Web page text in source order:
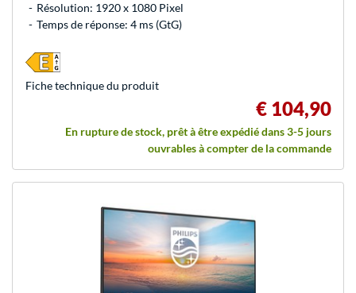
Résolution: 1920 x 1080 Pixel
Temps de réponse: 4 ms (GtG)
€ 104,90
En rupture de stock, prêt à être expédié dans 3-5 jours
ouvrables à compter de la commande
Fiche technique du produit